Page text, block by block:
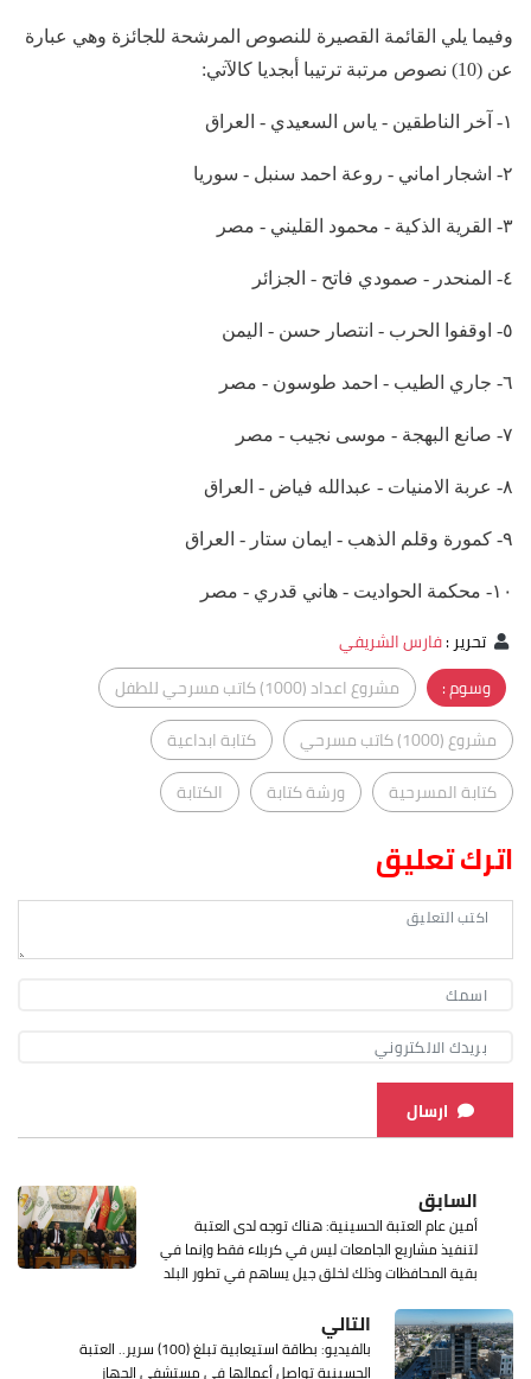
وفيما يلي القائمة القصيرة للنصوص المرشحة للجائزة وهي عبارة
عن (10) نصوص مرتبة ترتيبا أبجديا كالآتي:
١- آخر الناطقين - ياس السعيدي - العراق
٢- اشجار اماني - روعة احمد سنبل - سوريا
٣- القرية الذكية - محمود القليني - مصر
٤- المنحدر - صمودي فاتح - الجزائر
٥- اوقفوا الحرب - انتصار حسن - اليمن
٦- جاري الطيب - احمد طوسون - مصر
٧- صانع البهجة - موسى نجيب - مصر
٨- عربة الامنيات - عبدالله فياض - العراق
٩- كمورة وقلم الذهب - ايمان ستار - العراق
١٠- محكمة الحواديت - هاني قدري - مصر
تحرير:فارس الشريفي
وسوم :
مشروع اعداد (1000) كاتب مسرحي للطفل
مشروع (1000) كاتب مسرحي
كتابة ابداعية
كتابة المسرحية
ورشة كتابة الكتابة
اترك تعليق
ارسال
السابق
أمين عام العتبة الحسينية: هناك توجه لدى العتبة
لتنفيذ مشاريع الجامعات ليس في كربلاء فقط وإنما في
بقية المحافظات وذلك لخلق جيل يساهم في تطور البلد
التالي
بالفيديو: بطاقة استيعابية تبلغ (100) سرير.. العتبة
الحسينية تواصل أعمالها في مستشفى الجهاز